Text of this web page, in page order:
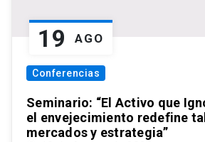
19 AGO
Conferencias
Seminario: “El Activo que
el envejecimiento redefine
mercados y estrategia”